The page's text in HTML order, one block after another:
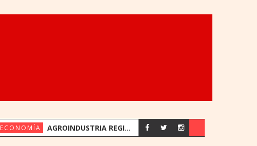
ECONOMÍA AGROINDUSTRIA REGISTRA SU MEJOR PRIMER SEMESTRE DESDE 2018